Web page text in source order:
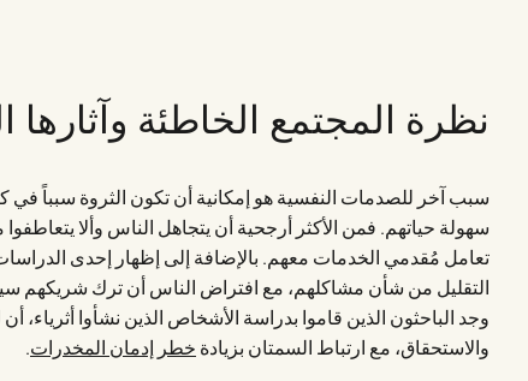
نظرة المجتمع الخاطئة وآثارها
سبب آخر للصدمات النفسية هو إمكانية أن تكون الثروة سبباً في
سهولة حياتهم. فمن الأكثر أرجحية أن يتجاهل الناس وألا
تعامل مُقدمي الخدمات معهم. بالإضافة إلى إظهار إحدى الدراسات
التقليل من شأن مشاكلهم، مع افتراض الناس أن ترك شريكهم
وجد الباحثون الذين قاموا بدراسة الأشخاص الذين نشأوا أثرياء،
والاستحقاق، مع ارتباط السمتان بزيادة خطر إدمان المخدرات.